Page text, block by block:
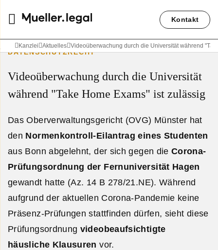
Kontakt
Kanzlei Aktuelles Videoüberwachung durch die Universität während
DATENSCHUTZRECHT
Videoüberwachung durch die Universität
während "Take Home Exams" ist zulässig
Das Oberverwaltungsgericht (OVG) Münster hat
den Normenkontroll-Eilantrag eines Studenten
aus Bonn abgelehnt, der sich gegen dieCorona-
Prüfungsordnung der Fernuniversität Hagen
gewandt hatte (Az. 14 B 278/21.NE). Während
aufgrund der aktuellen Corona-Pandemie keine
Präsenz-Prüfungen stattfinden dürfen, sieht diese
Prüfungsordnung videobeaufsichtigte
häusliche Klausuren vor.